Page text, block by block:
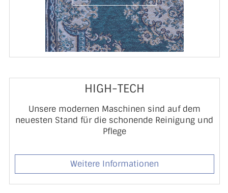
HIGH-TECH
Unsere modernen Maschinen sind auf dem
neuesten Stand für die schonende Reinigung und
Pflege
Weitere Informationen